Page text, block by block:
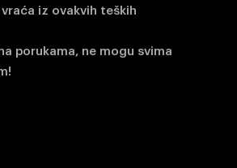
iz ovakvih teških
porukama, ne mogu svima